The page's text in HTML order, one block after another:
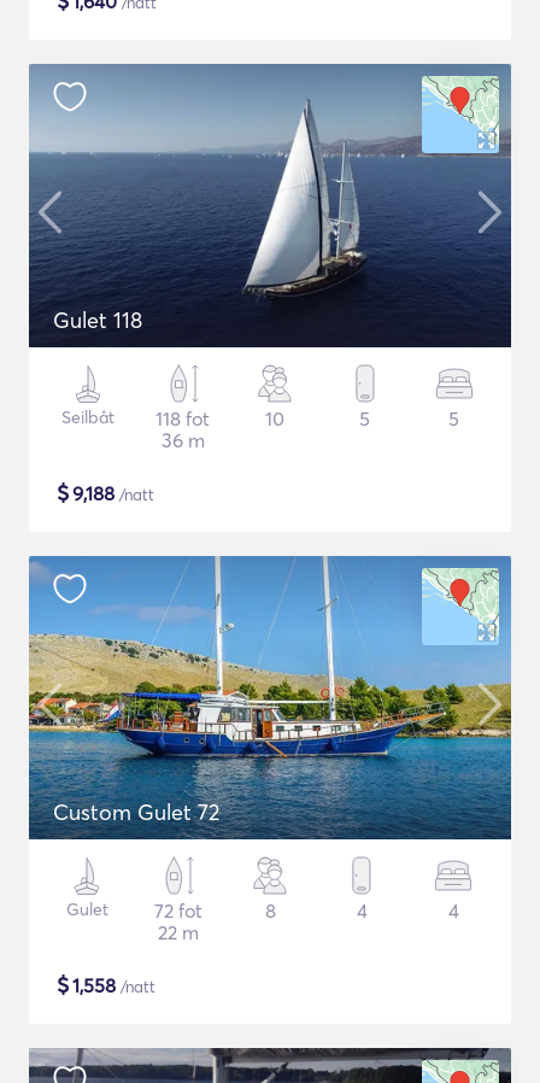
Gulet 118
Seilbåt
118 fot
36 m
10 5 5
$9,188 /natt
Custom Gulet 72
Gulet
72 fot
22 m
8 4 4
$1,558 /natt